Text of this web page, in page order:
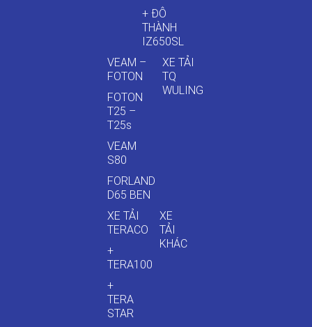
+ ĐÔ
THÀNH
IZ650SL
VEAM –
FOTON
FOTON
T25 –
T25s
VEAM
S80
FORLAND
D65 BEN
XE TẢI
TQ
WULING
XE TẢI
TERACO
+
TERA100
+
TERA
STAR
XE
TẢI
KHÁC